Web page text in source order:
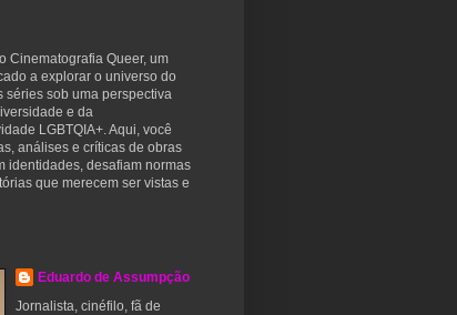
Cinematografia Queer, um
a explorar o universo do
séries sob uma perspectiva
e da
LGBTQIA+. Aqui, você
análises e críticas de obras
identidades, desafiam normas
que merecem ser vistas e
Eduardo de Assumpção
Jornalista, cinéfilo, fã de